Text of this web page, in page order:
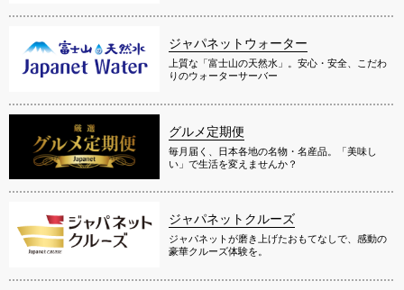
ジャパネットウォーター
上質な「富士山の天然水」。安心・安全、こだわ
りのウォーターサーバー
グルメ定期便
毎月届く、日本各地の名物・名産品。「美味し
い」で生活を変えませんか？
ジャパネットクルーズ
ジャパネットが磨き上げたおもてなしで、感動の
豪華クルーズ体験を。